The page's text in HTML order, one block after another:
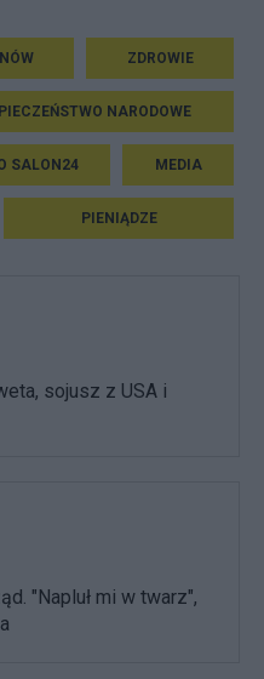
ZDROWIE
NARODOWE
SALON24 MEDIA
PIENIĄDZE
sojusz z USA i
"Napluł mi w twarz",